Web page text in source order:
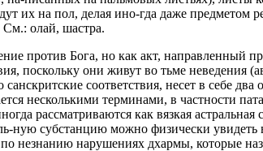
их на пол, делая ино-гда даже предметом
олай, шастра.
против Бога, но как акт, направленный
поскольку они живут во тьме неведения
соответствия, несет в себе
несколькими терминами, в частности
рассматриваются как вязкая астральная
ную субстанцию можно физически увидеть
незнанию нарушениях дхармы, которые